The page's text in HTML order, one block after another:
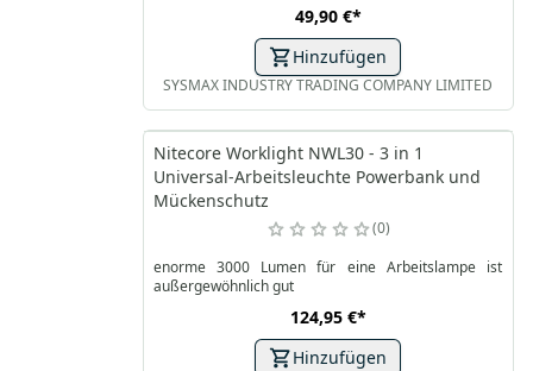
49,90 €*
Hinzufügen
SYSMAX INDUSTRY TRADING COMPANY LIMITED
Nitecore Worklight NWL30 - 3 in 1
Universal-Arbeitsleuchte Powerbank und
Mückenschutz
0
enorme 3000 Lumen für eine Arbeitslampe ist
außergewöhnlich gut
124,95 €*
Hinzufügen